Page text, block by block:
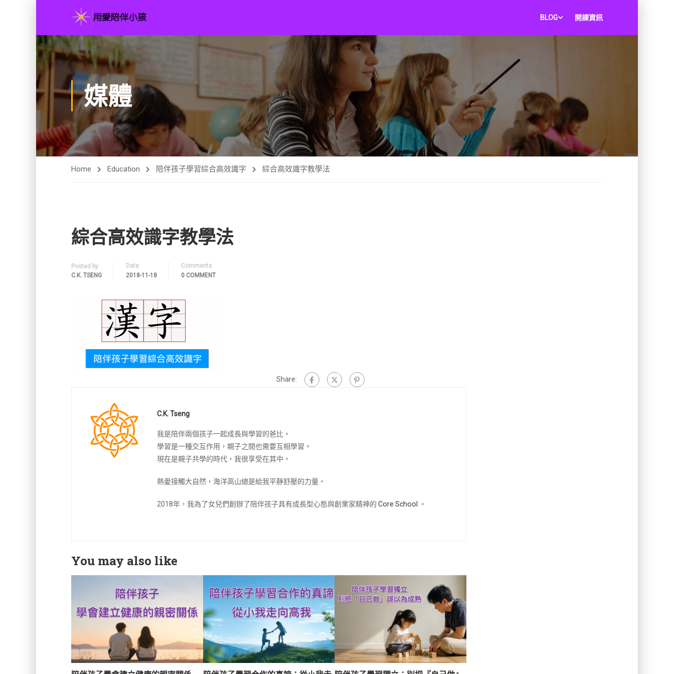
BLOG 開課資訊
媒體
Home Education 陪伴孩子學習綜合高效識字 綜合高效識字教學法
綜合高效識字教學法
Posted by
C.K. TSENG
Date
2018-11-18
Comments
0 COMMENT
Share:
C.K. Tseng
我是陪伴兩個孩子一起成長與學習的爸比。
學習是一種交互作用，親子之間也需要互相學習。
現在是親子共學的時代，我很享受在其中。
熱愛接觸大自然，海洋高山總是給我平靜舒壓的力量。
2018年，我為了女兒們創辦了陪伴孩子具有成長型心態與創業家精神的 Core School 。
You may also like